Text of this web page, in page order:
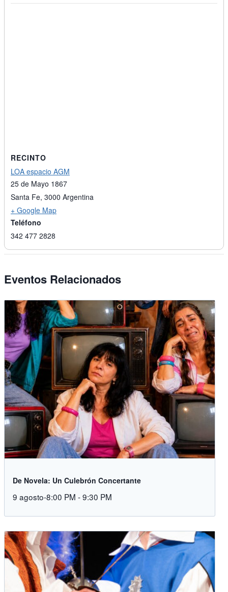
RECINTO
LOA espacio AGM
25 de Mayo 1867
Santa Fe, 3000 Argentina
+ Google Map
Teléfono
342 477 2828
Eventos Relacionados
De Novela: Un Culebrón Concertante
9 agosto-8:00 PM -9:30 PM